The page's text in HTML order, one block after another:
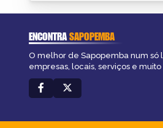
ENCONTRASAPOPEMBA
O melhor de Sapopemba num só
empresas, locais, serviços e